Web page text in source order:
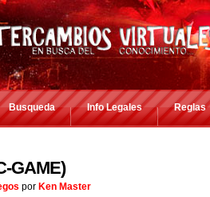
Busqueda Info Legales Reglas
GAME)
por Ken Master